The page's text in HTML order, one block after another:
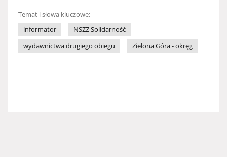
Temat i słowa kluczowe:
informator
NSZZ Solidarność
wydawnictwa drugiego obiegu
Zielona Góra - okręg